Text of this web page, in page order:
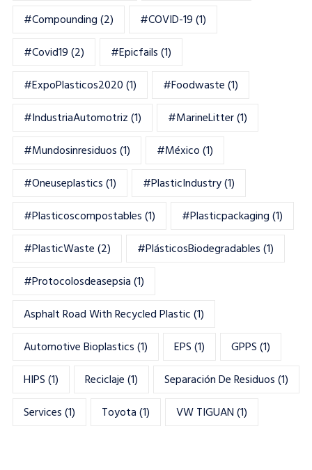
#Compounding(2) #COVID-19(1)
#Covid19(2) #epicfails(1)
#ExpoPlasticos2020(1) #foodwaste(1)
#IndustriaAutomotriz(1) #MarineLitter(1)
#mundosinresiduos(1) #México(1)
#oneuseplastics(1) #PlasticIndustry(1)
#Plasticoscompostables(1) #plasticpackaging(1)
#PlasticWaste(2) #PlásticosBiodegradables(1)
#Protocolosdeasepsia(1)
Asphalt Road With Recycled Plastic(1)
Automotive Bioplastics(1) EPS(1) GPPS(1)
HIPS(1) Reciclaje(1) Separación De Residuos(1)
Services(1) Toyota(1) VW TIGUAN(1)